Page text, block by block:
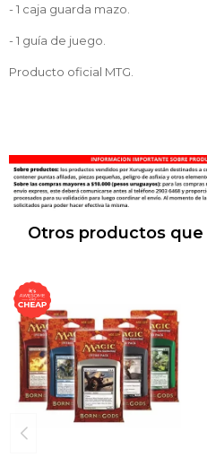
- 1 caja guarda mazo.
- 1 guía de juego.
Producto oficial MTG.
Otros productos